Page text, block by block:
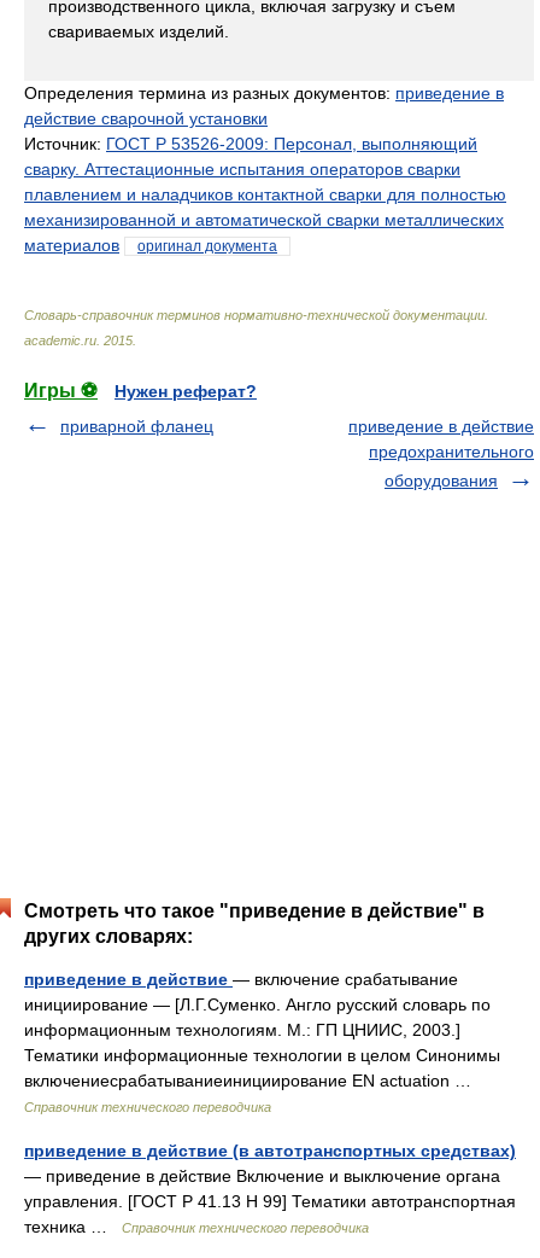
производственного цикла, включая загрузку и съем
свариваемых изделий.
Определения термина из разных документов: приведение в
действие сварочной установки
Источник: ГОСТ Р 53526-2009: Персонал, выполняющий
сварку. Аттестационные испытания операторов сварки
плавлением и наладчиков контактной сварки для полностью
механизированной и автоматической сварки металлических
материалов
оригинал документа
Словарь-справочник терминов нормативно-технической документации
academic.ru 2015
Игры ⚽
Нужен реферат?
приварной фланец
приведение в действие
предохранительного
оборудования
Смотреть что такое "приведение в действие" в
других словарях:
приведение в действие — включение срабатывание
инициирование — [Л.Г.Суменко. Англо русский словарь по
информационным технологиям. М.: ГП ЦНИИС, 2003.]
Тематики информационные технологии в целом Синонимы
включениесрабатываниеинициирование EN actuation …
Справочник технического переводчика
приведение в действие (в автотранспортных средствах)
— приведение в действие Включение и выключение органа
управления. [ГОСТ Р 41.13 Н 99] Тематики автотранспортная
техника …
Справочник технического переводчика